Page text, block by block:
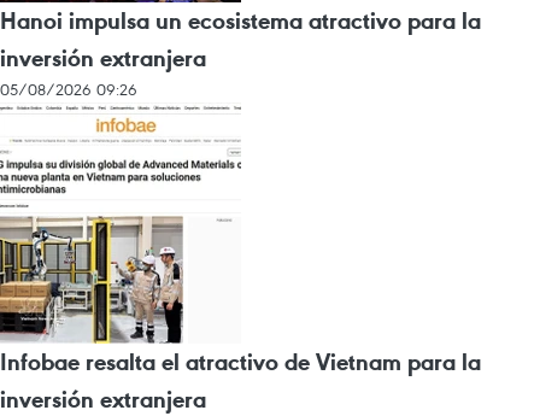
Hanoi impulsa un ecosistema atractivo para la
inversión extranjera
05/08/2026 09:26
Infobae resalta el atractivo de Vietnam para la
inversión extranjera